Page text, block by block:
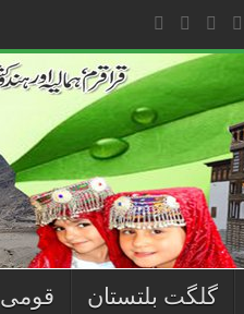
گلگت بلتستان قومی